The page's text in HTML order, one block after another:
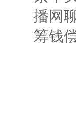
播网
筹钱